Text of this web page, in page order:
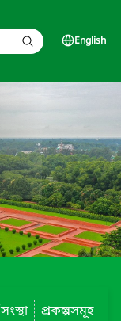
English
প্রকল্পসমূহ